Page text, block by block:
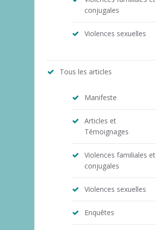
conjugales
Violences sexuelles
Tous les articles
Manifeste
Articles et
Témoignages
Violences familiales et
conjugales
Violences sexuelles
Enquêtes